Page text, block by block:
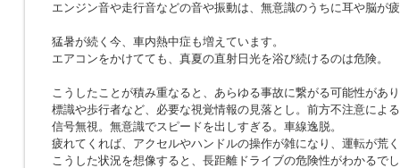
エンジン音や走行音などの音や振動は、無意識のうちに耳や脳が
猛暑が続く今、車内熱中症も増えています。
エアコンをかけてても、真夏の直射日光を浴び続けるのは危険。
こうしたことが積み重なると、あらゆる事故に繋がる可能性があ
標識や歩行者など、必要な視覚情報の見落とし。前方不注意によ
信号無視。無意識でスピードを出しすぎる。車線逸脱。
疲れてくれば、アクセルやハンドルの操作が雑になり、運転が荒
こうした状況を想像すると、長距離ドライブの危険性がわかるで